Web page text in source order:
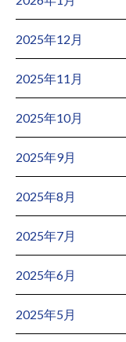
2025年12月
2025年11月
2025年10月
2025年9月
2025年8月
2025年7月
2025年6月
2025年5月